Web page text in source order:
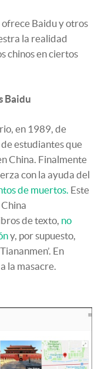
ofrece Baidu y otros
la realidad
chinos en ciertos
Baidu
en 1989, de
estudiantes que
China. Finalmente
con la ayuda del
de muertos. Este
de texto, no
y, por supuesto,
En
la masacre.